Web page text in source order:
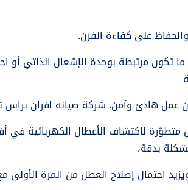
على كفاءة الفرن.
تكون مرتبطة بوحدة الإشعال الذاتي أو
عمل هادئ وآمن. شركة صيانه افران براس
لاكتشاف الأعطال الكهربائية في
بدقة،
احتمال إصلاح العطل من المرة